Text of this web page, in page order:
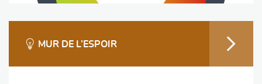
MUR DE L’ESPOIR